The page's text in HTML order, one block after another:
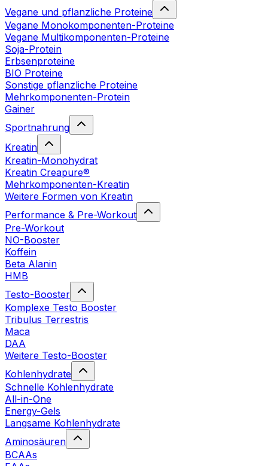
Vegane und pflanzliche Proteine
Vegane Monokomponenten-Proteine
Vegane Multikomponenten-Proteine
Soja-Protein
Erbsenproteine
BIO Proteine
Sonstige pflanzliche Proteine
Mehrkomponenten-Protein
Gainer
Sportnahrung
Kreatin
Kreatin-Monohydrat
Kreatin Creapure®
Mehrkomponenten-Kreatin
Weitere Formen von Kreatin
Performance & Pre-Workout
Pre-Workout
NO-Booster
Koffein
Beta Alanin
HMB
Testo-Booster
Komplexe Testo Booster
Tribulus Terrestris
Maca
DAA
Weitere Testo-Booster
Kohlenhydrate
Schnelle Kohlenhydrate
All-in-One
Energy-Gels
Langsame Kohlenhydrate
Aminosäuren
BCAAs